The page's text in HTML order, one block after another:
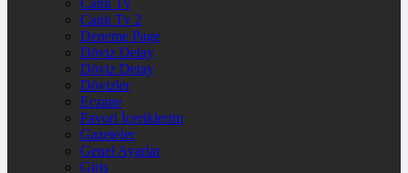
Canlı Tv 2
Deneme Page
Döviz Detay
Döviz Detay
Dövizler
Eczane
Favori İçeriklerim
Gazeteler
Genel Ayarlar
Giriş